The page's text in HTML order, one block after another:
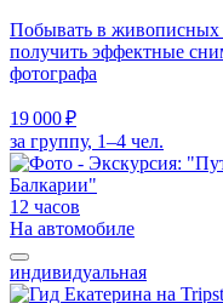
Побывать в
получить эффектные
фотографа
19 000 ₽
за группу, 1–4 чел.
12 часов
На автомобиле
индивидуальная